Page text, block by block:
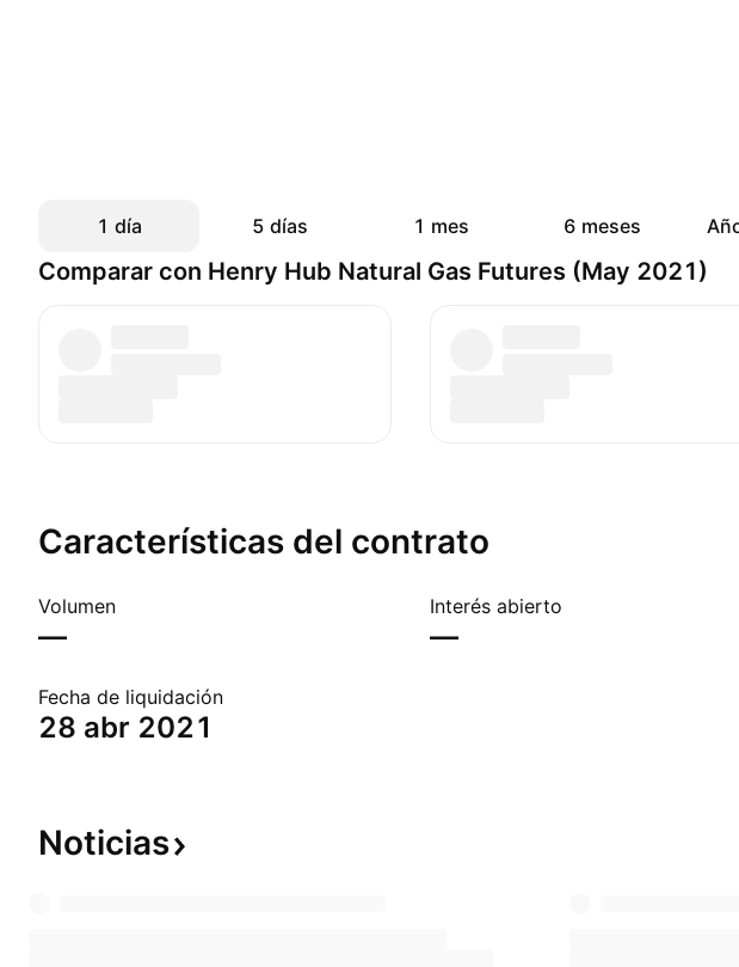
1 día 5 días 1 mes 6 meses
Comparar con Henry Hub Natural Gas Futures (May 2021)
Características del contrato
Volumen
—
Interés abierto
—
Fecha de liquidación
28 abr 2021
Noticias